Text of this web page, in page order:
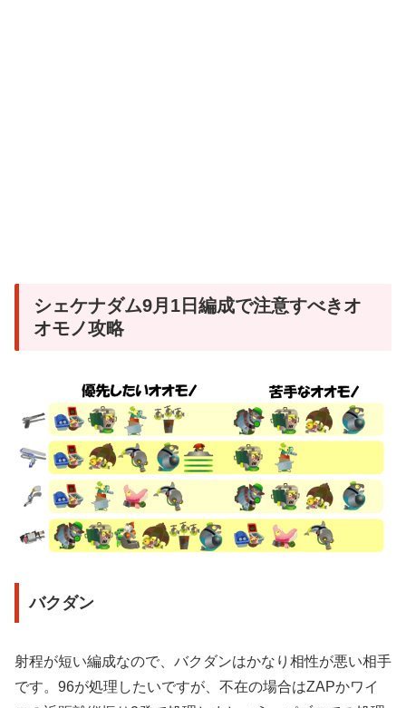
シェケナダム9月1日編成で注意すべきオ
オモノ攻略
バクダン
射程が短い編成なので、バクダンはかなり相性が悪い相手
です。96が処理したいですが、不在の場合はZAPかワイ